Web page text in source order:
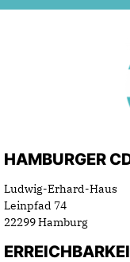
HAMBURGER
Ludwig-Erhard-Haus
Leinpfad 74
22299 Hamburg